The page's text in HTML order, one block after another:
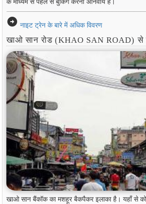
के माध्यम से पहले से बुकिंग करना अनिवार्य है।
arrow_circle_right नाइट ट्रेन के बारे में अधिक विवरण
खाओ सान रोड (KHAO SAN ROAD) से
खाओ सान बैंकॉक का मशहूर बैकपैकर इलाका है। यहाँ से